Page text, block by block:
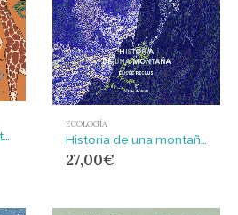
La vida salvaje : Secretos y curiosidades del mundo animal
ECOLOGÍA
27,00€